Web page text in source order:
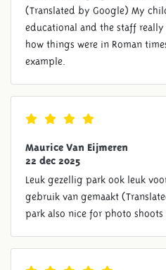
(Translated by Google) My
educational and the staff
how things were in Roman
example.
Maurice Van Eijmeren
22 dec 2025
Leuk gezellig park ook leuk
gebruik van gemaakt
park also nice for photo